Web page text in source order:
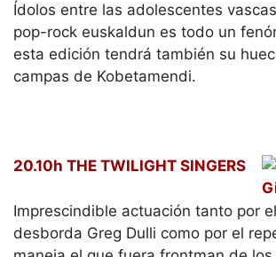
Ídolos entre las adolescentes
pop-rock euskaldun es todo un
esta edición tendrá también su
campas de Kobetamendi.
20.10h THE TWILIGHT SINGERS
Imprescindible actuación tanto por
desborda Greg Dulli como por el